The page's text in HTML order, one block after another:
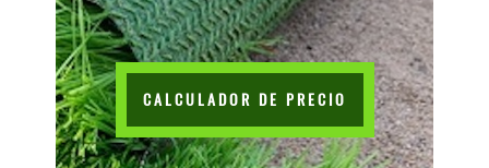
CALCULADOR DE PRECIO